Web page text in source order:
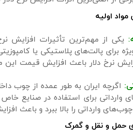
یکی از مهم‌ترین تأثیرات افزایش
برای پالت‌های پلاستیکی یا
نرخ دلار باعث افزایش قیمت این
اگرچه ایران به طور عمده از چوب
برای استفاده در صنایع خاص
وارداتی را بالا ببرد و باعث